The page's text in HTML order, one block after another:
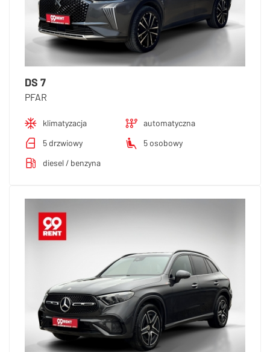
DS 7
PFAR
klimatyzacja
automatyczna
5 drzwiowy
5 osobowy
diesel / benzyna